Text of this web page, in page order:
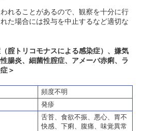
れることがあるので、観察を十分に行
た場合には投与を中止するなど適切な
腟トリコモナスによる感染症）、嫌気
腸炎、細菌性腟症、アメーバ赤痢、ラ
＞
頻度不明
発疹
舌苔、食欲不振、悪心、胃不
快感、下痢、腹痛、味覚異常